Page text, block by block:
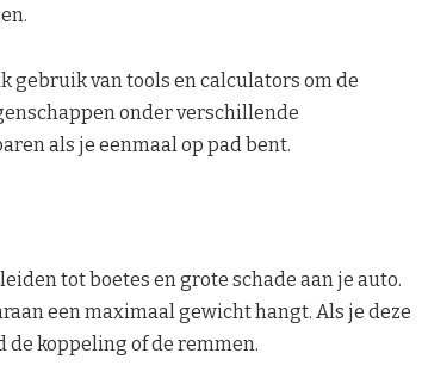
gebruik van tools en calculators om de
onder verschillende
als je eenmaal op pad bent.
tot boetes en grote schade aan je auto.
een maximaal gewicht hangt. Als je deze
koppeling of de remmen.